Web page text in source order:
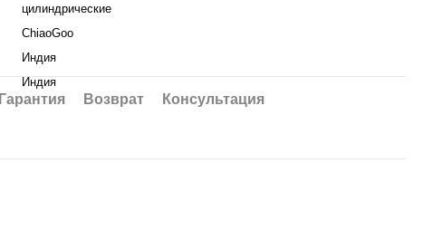
цилиндрические
ChiaoGoo
Индия
Индия
Гарантия Возврат Консультация